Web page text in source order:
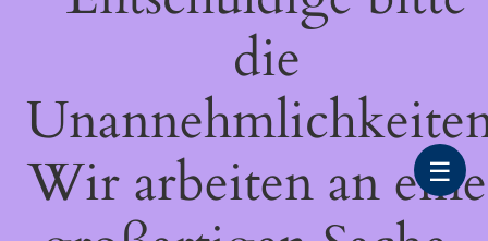
die
Wir arbeiten an
☰